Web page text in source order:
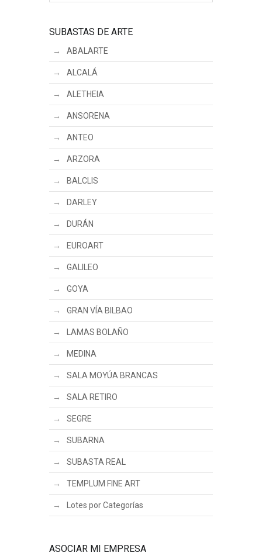
SUBASTAS DE ARTE
ABALARTE
ALCALÁ
ALETHEIA
ANSORENA
ANTEO
ARZORA
BALCLIS
DARLEY
DURÁN
EUROART
GALILEO
GOYA
GRAN VÍA BILBAO
LAMAS BOLAÑO
MEDINA
SALA MOYÚA BRANCAS
SALA RETIRO
SEGRE
SUBARNA
SUBASTA REAL
TEMPLUM FINE ART
Lotes por Categorías
ASOCIAR MI EMPRESA